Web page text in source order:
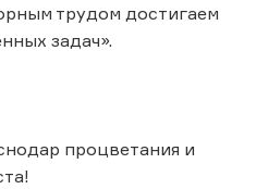
трудом достигаем
задач».
процветания и